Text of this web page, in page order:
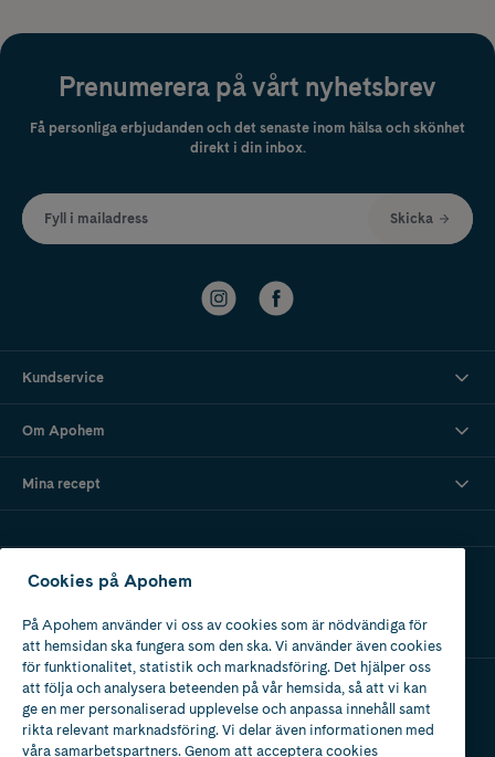
Prenumerera på vårt nyhetsbrev
Få personliga erbjudanden och det senaste inom hälsa och skönhet
direkt i din inbox.
Fyll i mailadress Skicka
Kundservice
Om Apohem
Mina recept
Ladda ner vår app
Apotek med tillstånd
av Läkemedelsverket
Cookies på Apohem
På Apohem använder vi oss av cookies som är nödvändiga för
att hemsidan ska fungera som den ska. Vi använder även cookies
för funktionalitet, statistik och marknadsföring. Det hjälper oss
att följa och analysera beteenden på vår hemsida, så att vi kan
ge en mer personaliserad upplevelse och anpassa innehåll samt
rikta relevant marknadsföring. Vi delar även informationen med
våra samarbetspartners. Genom att acceptera cookies